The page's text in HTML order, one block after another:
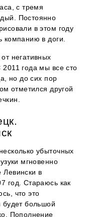
с тремя
Постоянно
в этом году
компанию в доги.
негативных
года мы все сто
но до сих пор
отметился другой
убыточных
мгновенно
Левински в
год. Стараюсь как
что это
будет большой
Пополнение